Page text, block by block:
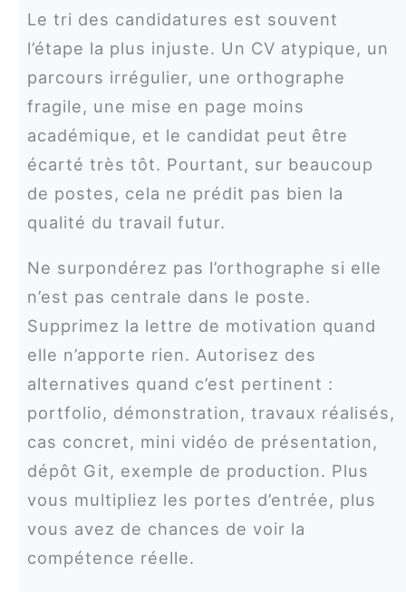
Le tri des candidatures est souvent
l’étape la plus injuste. Un CV atypique, un
parcours irrégulier, une orthographe
fragile, une mise en page moins
académique, et le candidat peut être
écarté très tôt. Pourtant, sur beaucoup
de postes, cela ne prédit pas bien la
qualité du travail futur.
Ne surpondérez pas l’orthographe si elle
n’est pas centrale dans le poste.
Supprimez la lettre de motivation quand
elle n’apporte rien. Autorisez des
alternatives quand c’est pertinent :
portfolio, démonstration, travaux réalisés,
cas concret, mini vidéo de présentation,
dépôt Git, exemple de production. Plus
vous multipliez les portes d’entrée, plus
vous avez de chances de voir la
compétence réelle.